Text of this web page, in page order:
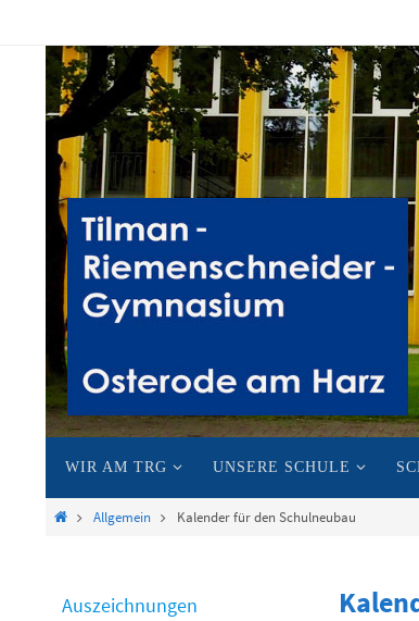
springen
Inhalt
WIR AM TRG UNSERE SCHULE
StartAllgemein Kalender für den Schulneubau
Auszeichnungen